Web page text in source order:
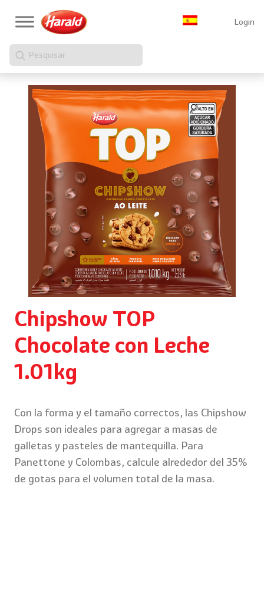
Login
Pesquisar
Chipshow TOP
Chocolate con Leche
1.01kg
Con la forma y el tamaño correctos, las Chipshow
Drops son ideales para agregar a masas de
galletas y pasteles de mantequilla. Para
Panettone y Colombas, calcule alrededor del 35%
de gotas para el volumen total de la masa.